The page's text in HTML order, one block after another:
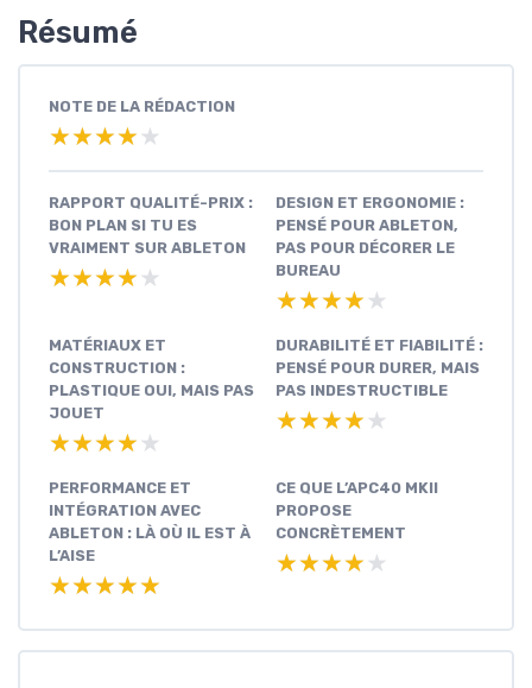
Résumé
NOTE DE LA RÉDACTION
★★★★★
★★★★★
RAPPORT QUALITÉ-PRIX :
BON PLAN SI TU ES
VRAIMENT SUR ABLETON
★★★★★
★★★★★
DESIGN ET ERGONOMIE :
PENSÉ POUR ABLETON,
PAS POUR DÉCORER LE
BUREAU
★★★★★
★★★★★
MATÉRIAUX ET
CONSTRUCTION :
PLASTIQUE OUI, MAIS PAS
JOUET
★★★★★
★★★★★
DURABILITÉ ET FIABILITÉ :
PENSÉ POUR DURER, MAIS
PAS INDESTRUCTIBLE
★★★★★
★★★★★
PERFORMANCE ET
INTÉGRATION AVEC
ABLETON : LÀ OÙ IL EST À
L’AISE
★★★★★
★★★★★
CE QUE L’APC40 MKII
PROPOSE
CONCRÈTEMENT
★★★★★
★★★★★